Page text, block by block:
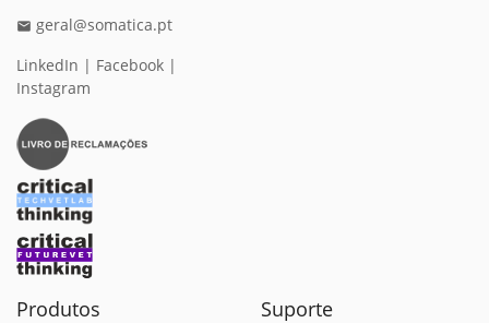
email geral@somatica.pt
LinkedIn | Facebook |
Instagram
Produtos Suporte